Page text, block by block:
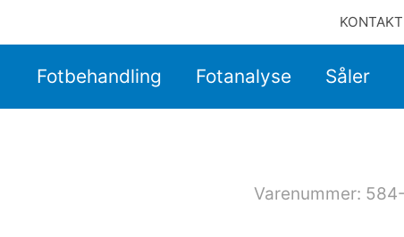
KONTAKT
Fotbehandling Fotanalyse Såler
Varenummer: